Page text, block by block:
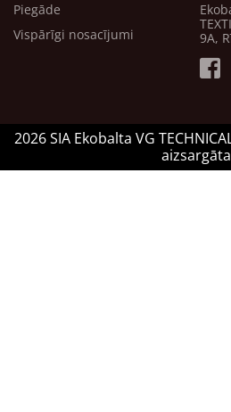
Piegāde
Vispārīgi nosacījumi
9A,
2026 SIA Ekobalta VG